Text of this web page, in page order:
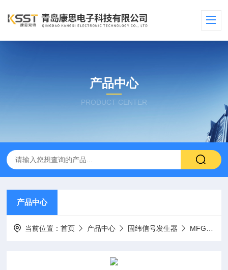
产品中心
PRODUCT CENTER
产品中心
当前位置：首页 产品中心 固纬信号发生器 MFG-2220HM任意波形信号发生器